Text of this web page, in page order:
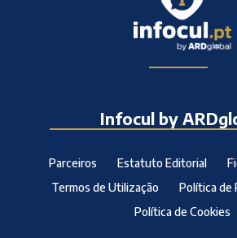
Infocul by
Parceiros Estatuto Editorial
Termos de Utilização
Política de
Política de Cookies